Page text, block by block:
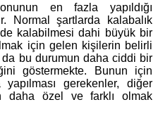
en fazla yapıldığı
Normal şartlarda kalabalık
kalabilmesi dahi büyük bir
için gelen kişilerin belirli
da bu durumun daha ciddi bir
göstermekte. Bunun için
gerekenler, diğer
daha özel ve farklı olmak